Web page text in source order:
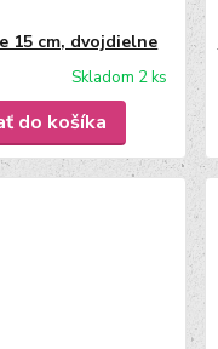
15 cm, dvojdielne
Skladom 2 ks
do košíka